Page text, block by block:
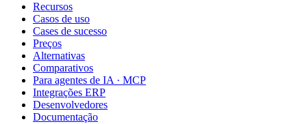
Recursos
Casos de uso
Cases de sucesso
Preços
Alternativas
Comparativos
Para agentes de IA · MCP
Integrações ERP
Desenvolvedores
Documentação